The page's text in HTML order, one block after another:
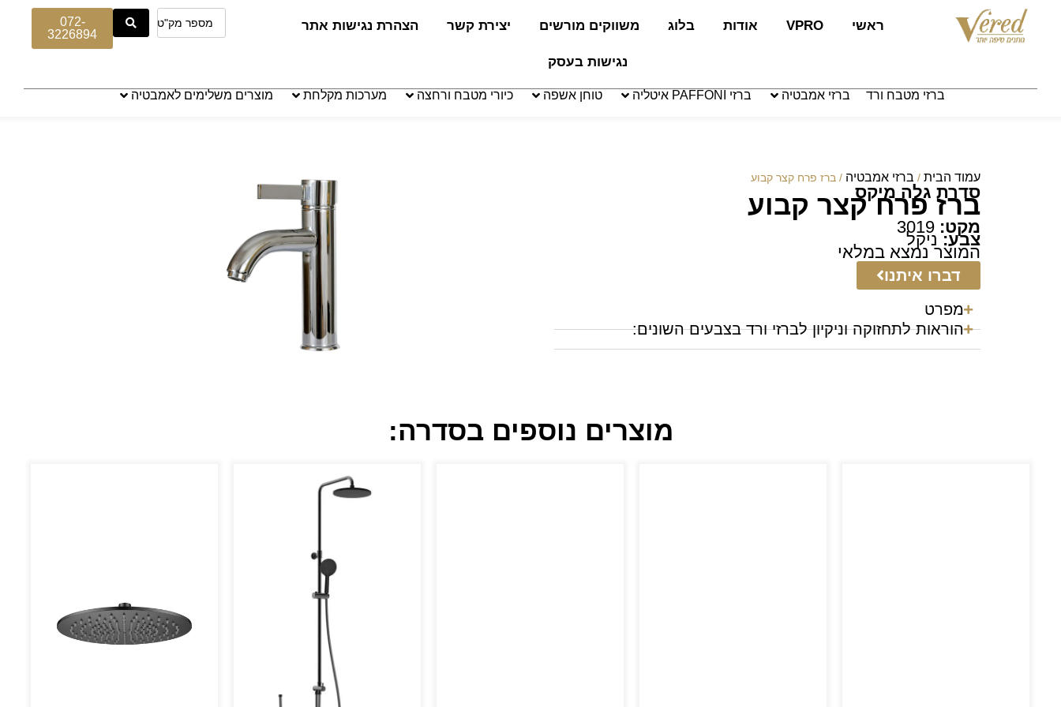
ראשי VPRO אודות בלוג משווקים מורשים יצירת קשר הצהרת נגישות אתר
נגישות בעסק
072-
3226894
ברזי מטבח ורד ברזי אמבטיה ברזי PAFFONI איטליה טוחן אשפה כיורי מטבח ורחצה מערכות מקלחת מוצרים משלימים לאמבטיה
עמוד הבית / ברזי אמבטיה / ברז פרח קצר קבוע
סדרת גלה מיקס
ברז פרח קצר קבוע
מקט:
צבע:ניקל
המוצר נמצא במלאי
דברו איתנו
מפרט
הוראות לתחזוקה וניקיון לברזי ורד בצבעים השונים:
מוצרים נוספים בסדרה: